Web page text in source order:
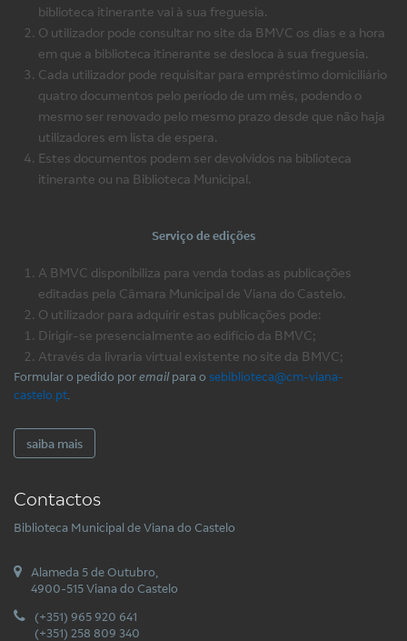
biblioteca itinerante vai à sua freguesia.
O utilizador pode consultar no site da BMVC os dias e a hora
em que a biblioteca itinerante se desloca à sua freguesia.
Cada utilizador pode requisitar para empréstimo domiciliário
quatro documentos pelo período de um mês, podendo o
mesmo ser renovado pelo mesmo prazo desde que não haja
utilizadores em lista de espera.
Estes documentos podem ser devolvidos na biblioteca
itinerante ou na Biblioteca Municipal.
Serviço de edições
A BMVC disponibiliza para venda todas as publicações
editadas pela Câmara Municipal de Viana do Castelo.
O utilizador para adquirir estas publicações pode:
Dirigir-se presencialmente ao edifício da BMVC;
Através da livraria virtual existente no site da BMVC;
Formular o pedido poremailpara o sebiblioteca@cm-viana-
castelo.pt
saiba mais
Contactos
Biblioteca Municipal de Viana do Castelo
Alameda 5 de Outubro,
4900-515 Viana do Castelo
(+351) 965 920 641
(+351) 258 809 340